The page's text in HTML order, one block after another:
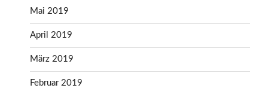
Mai 2019
April 2019
März 2019
Februar 2019